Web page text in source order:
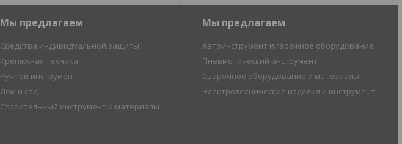
Мы предлагаем
Средства индивидуальной защиты
Крепежная техника
Ручной инструмент
Дом и сад
Строительный инструмент и материалы
Мы предлагаем
Автоинструмент и гаражное оборудование
Пневмотический инструмент
Сварочное оборудование и материалы
Электротехнические изделия и инструмент